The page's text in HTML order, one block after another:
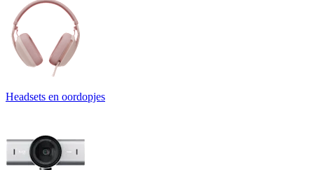
Headsets en oordopjes